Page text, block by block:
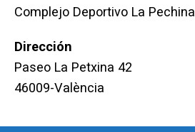
Complejo Deportivo La Pechina
Dirección
Paseo La Petxina 42
46009-València